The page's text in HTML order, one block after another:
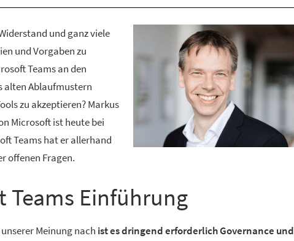
und ganz viele
und Vorgaben zu
Teams an den
alten Ablaufmustern
zu akzeptieren? Markus
Microsoft ist heute bei
Teams hat er allerhand
offenen Fragen.
Teams Einführung
Meinung nach ist es dringend erforderlich Governance und